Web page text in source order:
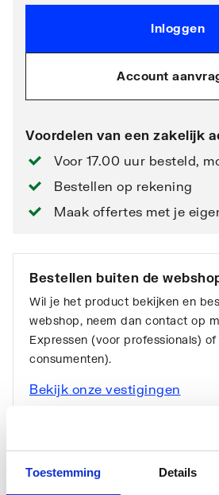
Toestemming Details
Inloggen
Account
Voordelen van een zakelijk
Voor 17.00 uur besteld,
Bestellen op rekening
Maak offertes met je
Bestellen buiten de
Wil je het product bekijken en
webshop, neem dan contact op
Expressen (voor professionals)
consumenten).
Bekijk onze vestigingen